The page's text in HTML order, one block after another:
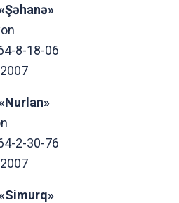
8-18-06
2-30-76